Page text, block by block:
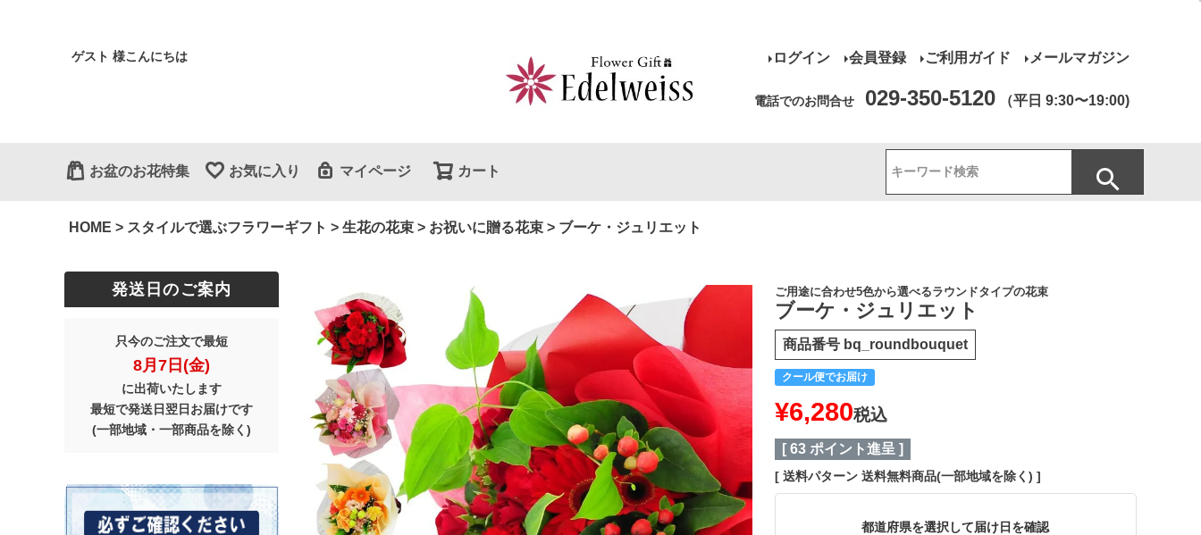
ゲスト 様こんにちは ログイン 会員登録 ご利用ガイド メールマガジン
電話でのお問合せ 029-350-5120 （平日 9:30〜19:00)
お盆のお花特集 お気に入り マイページ カート
HOME スタイルで選ぶフラワーギフト 生花の花束 お祝いに贈る花束 ブーケ・ジュリエット
発送日のご案内
只今のご注文で最短
8月7日(金)
に出荷いたします
最短で発送日翌日お届けです
(一部地域・一部商品を除く)
ご用途に合わせ5色から選べるラウンドタイプの花束
ブーケ・ジュリエット
商品番号 bq_roundbouquet
クール便でお届け
¥6,280税込
[ 63 ポイント進呈 ]
送料パターン 送料無料商品(一部地域を除く)
都道府県を選択して届け日を確認